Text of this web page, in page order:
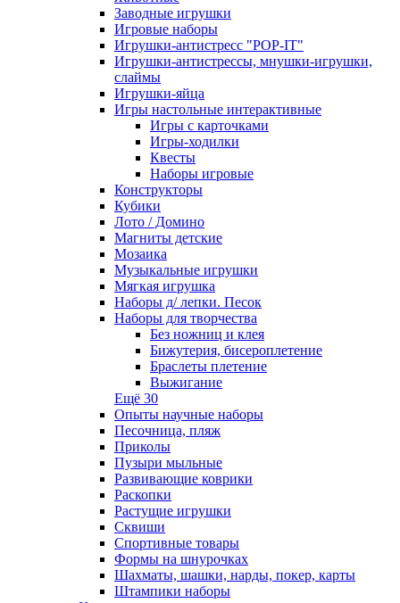
Заводные игрушки
Игровые наборы
Игрушки-антистресс "POP-IT"
Игрушки-антистрессы, мнушки-игрушки,
слаймы
Игрушки-яйца
Игры настольные интерактивные
Игры с карточками
Игры-ходилки
Квесты
Наборы игровые
Конструкторы
Кубики
Лото / Домино
Магниты детские
Мозаика
Музыкальные игрушки
Мягкая игрушка
Наборы д/ лепки. Песок
Наборы для творчества
Без ножниц и клея
Бижутерия, бисероплетение
Браслеты плетение
Выжигание
Ещё 30
Опыты научные наборы
Песочница, пляж
Приколы
Пузыри мыльные
Развивающие коврики
Раскопки
Растущие игрушки
Сквиши
Спортивные товары
Формы на шнурочках
Шахматы, шашки, нарды, покер, карты
Штампики наборы